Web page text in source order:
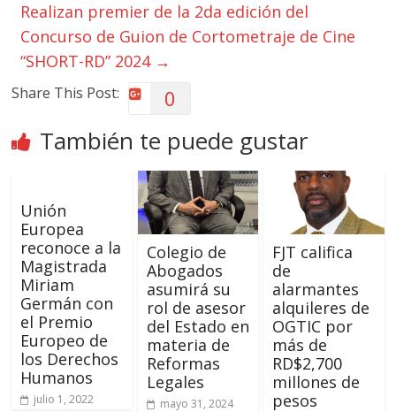
Realizan premier de la 2da edición del
Concurso de Guion de Cortometraje de Cine
“SHORT-RD” 2024 →
Share This Post: 0
También te puede gustar
Unión
Europea
reconoce a la
Magistrada
Miriam
Germán con
el Premio
Europeo de
los Derechos
Humanos
julio 1, 2022
Colegio de
Abogados
asumirá su
rol de asesor
del Estado en
materia de
Reformas
Legales
mayo 31, 2024
FJT califica
de
alarmantes
alquileres de
OGTIC por
más de
RD$2,700
millones de
pesos